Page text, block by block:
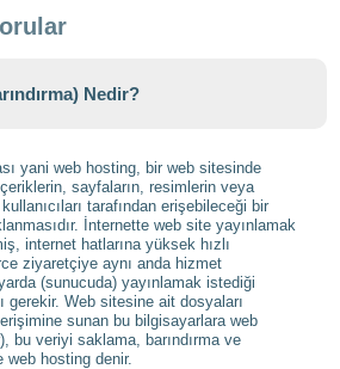
Nedir?
yani web hosting, bir web sitesinde
sayfaların, resimlerin veya
tarafından erişebileceği bir
İnternette web site yayınlamak
internet hatlarına yüksek hızlı
ziyaretçiye aynı anda hizmet
(sunucuda) yayınlamak istediği
gerekir. Web sitesine ait dosyaları
erişimine sunan bu bilgisayarlara web
bu veriyi saklama, barındırma ve
web hosting denir.